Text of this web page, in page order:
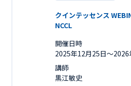
クインテッセンス
NCCL
開催日時
2025年12月25日〜
講師
黒江敏史